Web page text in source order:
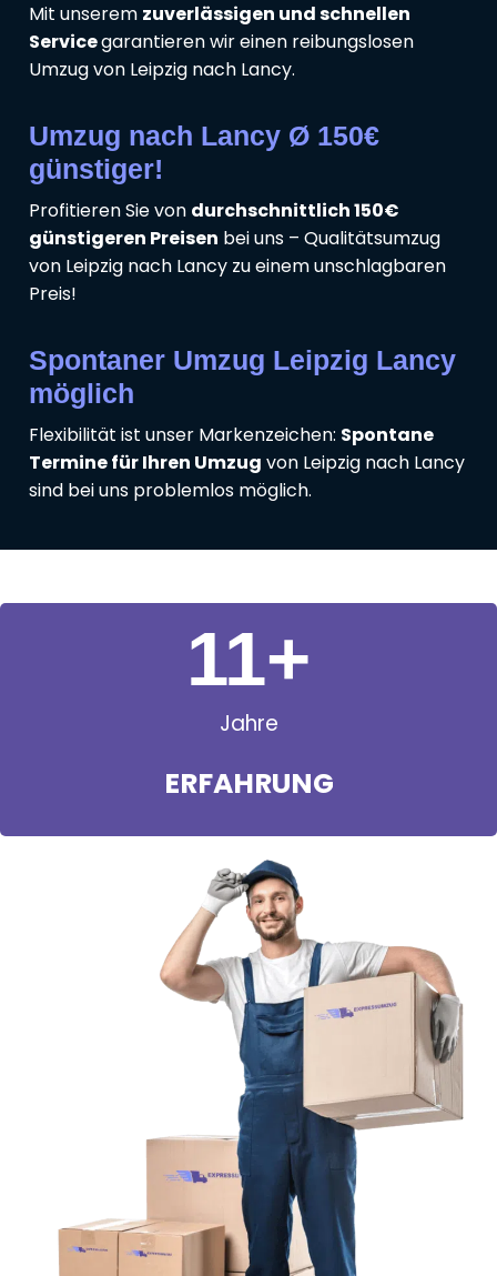
Mit unserem zuverlässigen und schnellen
Servicegarantieren wir einen reibungslosen
Umzug von Leipzig nach Lancy.
Umzug nach Lancy Ø 150€
günstiger!
Profitieren Sie von durchschnittlich 150€
günstigeren Preisen bei uns – Qualitätsumzug
von Leipzig nach Lancy zu einem unschlagbaren
Preis!
Spontaner Umzug Leipzig Lancy
möglich
Flexibilität ist unser Markenzeichen: Spontane
Termine für Ihren Umzug von Leipzig nach Lancy
sind bei uns problemlos möglich.
Jahre
ERFAHRUNG
11+